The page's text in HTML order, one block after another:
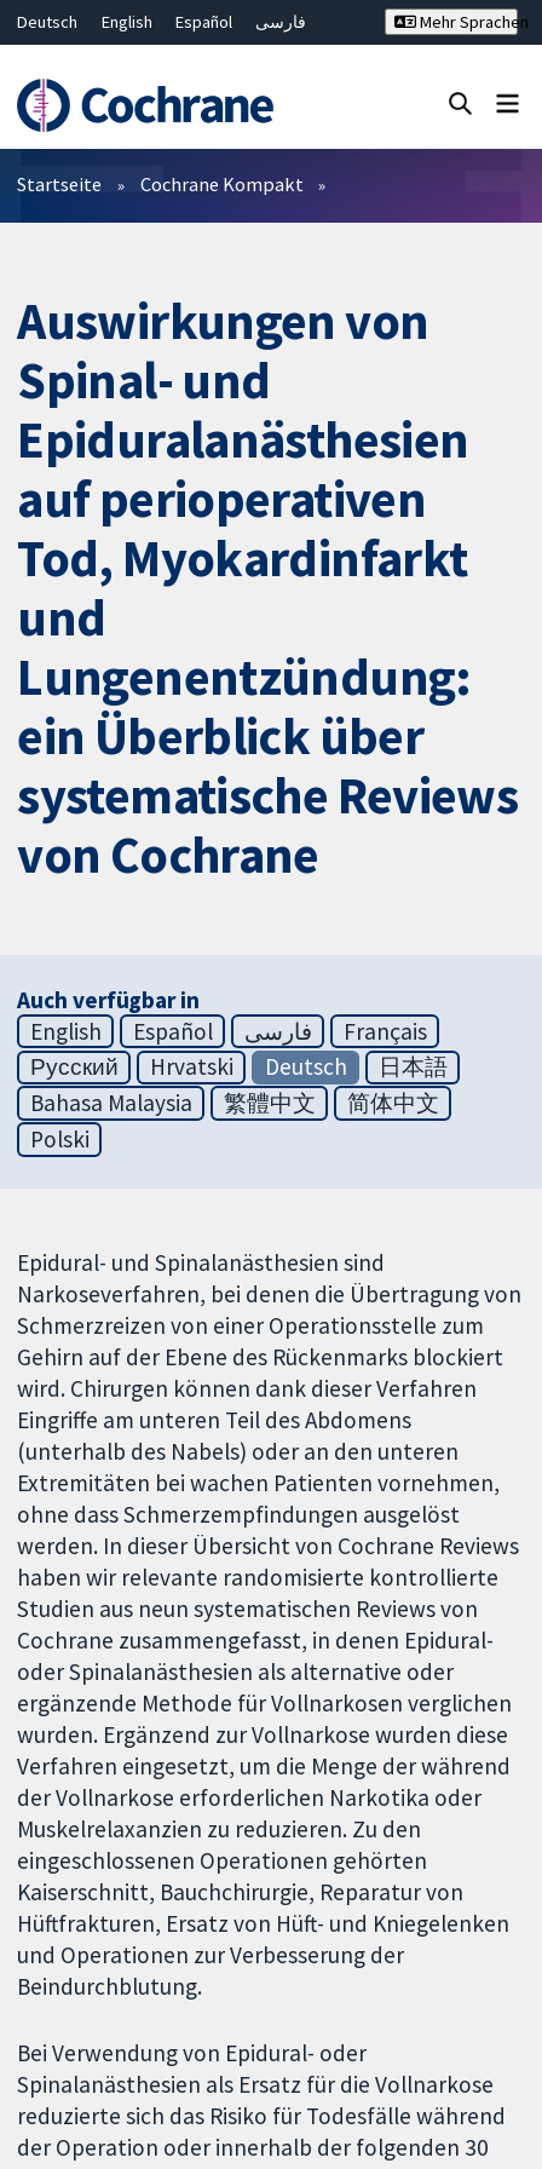
Deutsch English Español
فارسی
Bahasa Malaysia
ไทย
繁體中文
简体中文
Mehr Sprachen
Filter
Startseite Cochrane Kompakt
Auswirkungen von
Spinal- und
Epiduralanästhesien
auf perioperativen
Tod, Myokardinfarkt
und
Lungenentzündung:
ein Überblick über
systematische Reviews
von Cochrane
Auch verfügbar in
English
Español فارسی
Français
Русский
Hrvatski Deutsch
日本語
Bahasa Malaysia
繁體中文
简体中文
Polski
Epidural- und Spinalanästhesien sind
Narkoseverfahren, bei denen die Übertragung von
Schmerzreizen von einer Operationsstelle zum
Gehirn auf der Ebene des Rückenmarks blockiert
wird. Chirurgen können dank dieser Verfahren
Eingriffe am unteren Teil des Abdomens
(unterhalb des Nabels) oder an den unteren
Extremitäten bei wachen Patienten vornehmen,
ohne dass Schmerzempfindungen ausgelöst
werden. In dieser Übersicht von Cochrane Reviews
haben wir relevante randomisierte kontrollierte
Studien aus neun systematischen Reviews von
Cochrane zusammengefasst, in denen Epidural-
oder Spinalanästhesien als alternative oder
ergänzende Methode für Vollnarkosen verglichen
wurden. Ergänzend zur Vollnarkose wurden diese
Verfahren eingesetzt, um die Menge der während
der Vollnarkose erforderlichen Narkotika oder
Muskelrelaxanzien zu reduzieren. Zu den
eingeschlossenen Operationen gehörten
Kaiserschnitt, Bauchchirurgie, Reparatur von
Hüftfrakturen, Ersatz von Hüft- und Kniegelenken
und Operationen zur Verbesserung der
Beindurchblutung.
Bei Verwendung von Epidural- oder
Spinalanästhesien als Ersatz für die Vollnarkose
reduzierte sich das Risiko für Todesfälle während
der Operation oder innerhalb der folgenden 30